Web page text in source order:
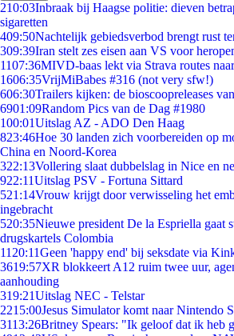
210:03Inbraak bij Haagse politie: dieven
sigaretten
409:50Nachtelijk gebiedsverbod brengt rust
309:39Iran stelt zes eisen aan VS voor
1107:36MIVD-baas lekt via Strava routes
1606:35VrijMiBabes #316 (not very sfw!)
606:30Trailers kijken: de bioscoopreleases
6901:09Random Pics van de Dag #1980
100:01Uitslag AZ - ADO Den Haag
823:46Hoe 30 landen zich voorbereiden op
China en Noord-Korea
322:13Vollering slaat dubbelslag in Nice en
922:11Uitslag PSV - Fortuna Sittard
521:14Vrouw krijgt door verwisseling het
ingebracht
520:35Nieuwe president De la Espriella gaat
drugskartels Colombia
11 20:11Geen 'happy end' bij seksdate via
3619:57XR blokkeert A12 ruim twee uur,
aanhouding
319:21Uitslag NEC - Telstar
2215:00Jesus Simulator komt naar Nintendo
3113:26Britney Spears: "Ik geloof dat ik heb